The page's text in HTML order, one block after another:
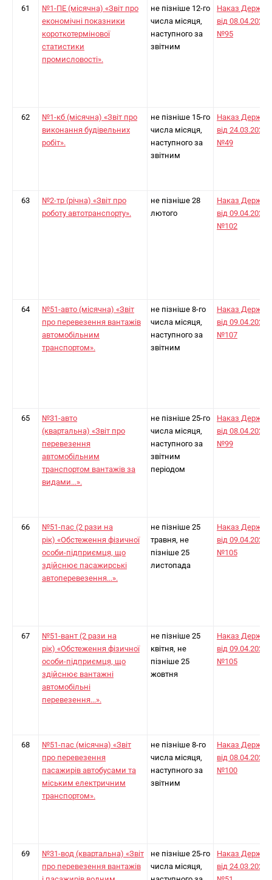
61
№1-ПЕ (місячна) «Звіт про
економічні показники
короткотермінової
статистики
промисловості».
не пізніше 12-го
числа місяця,
наступного за
звітним
Наказ
від 08.04.2024
№95
62
№1-кб (місячна) «Звіт про
виконання будівельних
робіт».
не пізніше 15-го
числа місяця,
наступного за
звітним
Наказ
від 24.03.2025
№49
63
№2-тр (річна) «Звіт про
роботу автотранспорту».
не пізніше 28
лютого
Наказ
від 09.04.2024
№102
64
№51-авто (місячна) «Звіт
про перевезення вантажів
автомобільним
транспортом».
не пізніше 8-го
числа місяця,
наступного за
звітним
Наказ
від 09.04.2024
№107
65
№31-авто
(квартальна) «Звіт про
перевезення
автомобільним
транспортом вантажів за
видами...».
не пізніше 25-го
числа місяця,
наступного за
звітним
періодом
Наказ
від 08.04.2024
№99
66
№51-пас (2 рази на
рік) «Обстеження фізичної
особи-підприємця, що
здійснює пасажирські
автоперевезення...».
не пізніше 25
травня, не
пізніше 25
листопада
Наказ
від 09.04.2024
№105
67
№51-вант (2 рази на
рік) «Обстеження фізичної
особи-підприємця, що
здійснює вантажні
автомобільні
перевезення...».
не пізніше 25
квітня, не
пізніше 25
жовтня
Наказ
від 09.04.2024
№105
68
№51-пас (місячна) «Звіт
про перевезення
пасажирів автобусами та
міським електричним
транспортом».
не пізніше 8-го
числа місяця,
наступного за
звітним
Наказ
від 08.04.2024
№100
69
№31-вод (квартальна) «Звіт
про перевезення вантажів
не пізніше 25-го
числа місяця,
Наказ
від 24.03.2025